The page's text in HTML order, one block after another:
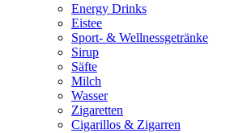
Energy Drinks
Eistee
Sport- & Wellnessgetränke
Sirup
Säfte
Milch
Wasser
Zigaretten
Cigarillos & Zigarren